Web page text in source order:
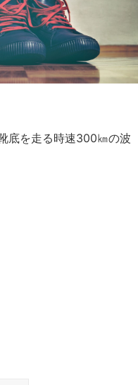
底を走る時速300㎞の波